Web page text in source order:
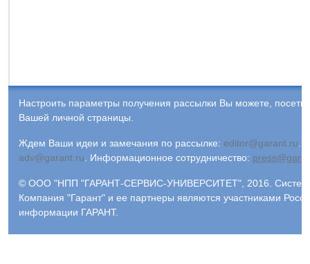
Настроить параметры получения рассылки Вы можете,
Вашей личной страницы.
Ждем Ваши идеи и замечания по рассылке: editor@garant.ru.
adv@garant.ru. Информационное сотрудничество:
© ООО "НПП "ГАРАНТ-СЕРВИС-УНИВЕРСИТЕТ", 2016. Система
Компания "Гарант" и ее партнеры являются участниками
информации ГАРАНТ.